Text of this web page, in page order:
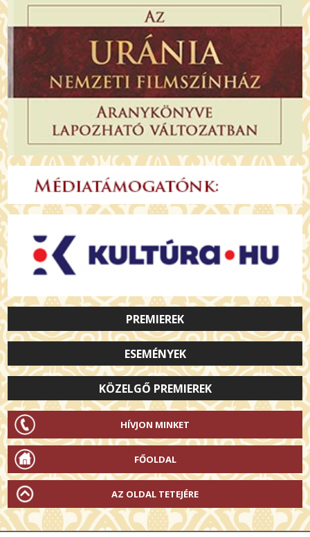
PREMIEREK
ESEMÉNYEK
KÖZELGŐ PREMIEREK
HÍVJON MINKET
FŐOLDAL
AZ OLDAL TETEJÉRE